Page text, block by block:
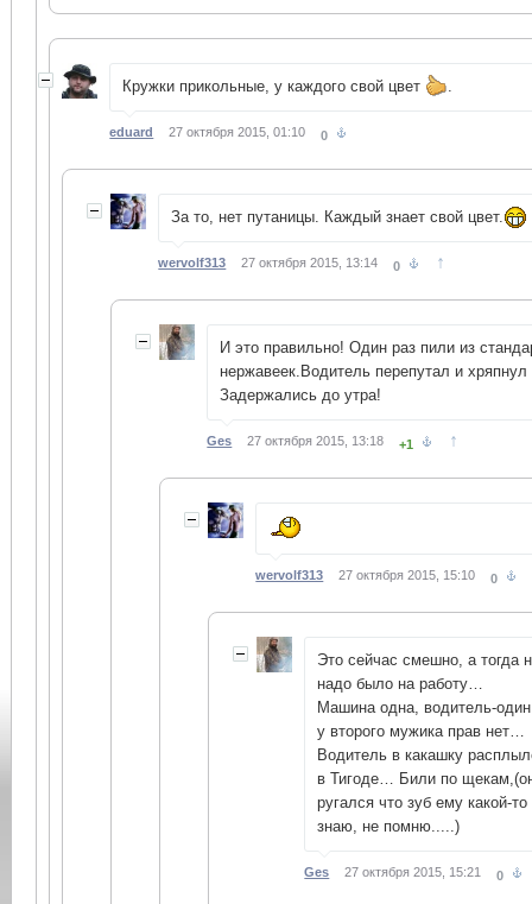
Кружки прикольные, у каждого свой цвет
eduard 27 октября 2015, 01:10 0
За то, нет путаницы. Каждый знает свой цвет.
wervolf313 27 октября 2015, 13:14 0 ↑
И это правильно! Один раз пили из
нержавеек.Водитель перепутал и
Задержались до утра!
Ges 27 октября 2015, 13:18 +1 ↑
wervolf313 27 октября 2015, 15:10 0
Это сейчас смешно, а тогда
надо было на работу…
Машина одна, водитель-
у второго мужика прав нет…
Водитель в какашку
в Тигоде… Били по
ругался что зуб ему какой-
знаю, не помню.....)
Ges 27 октября 2015, 15:21 0